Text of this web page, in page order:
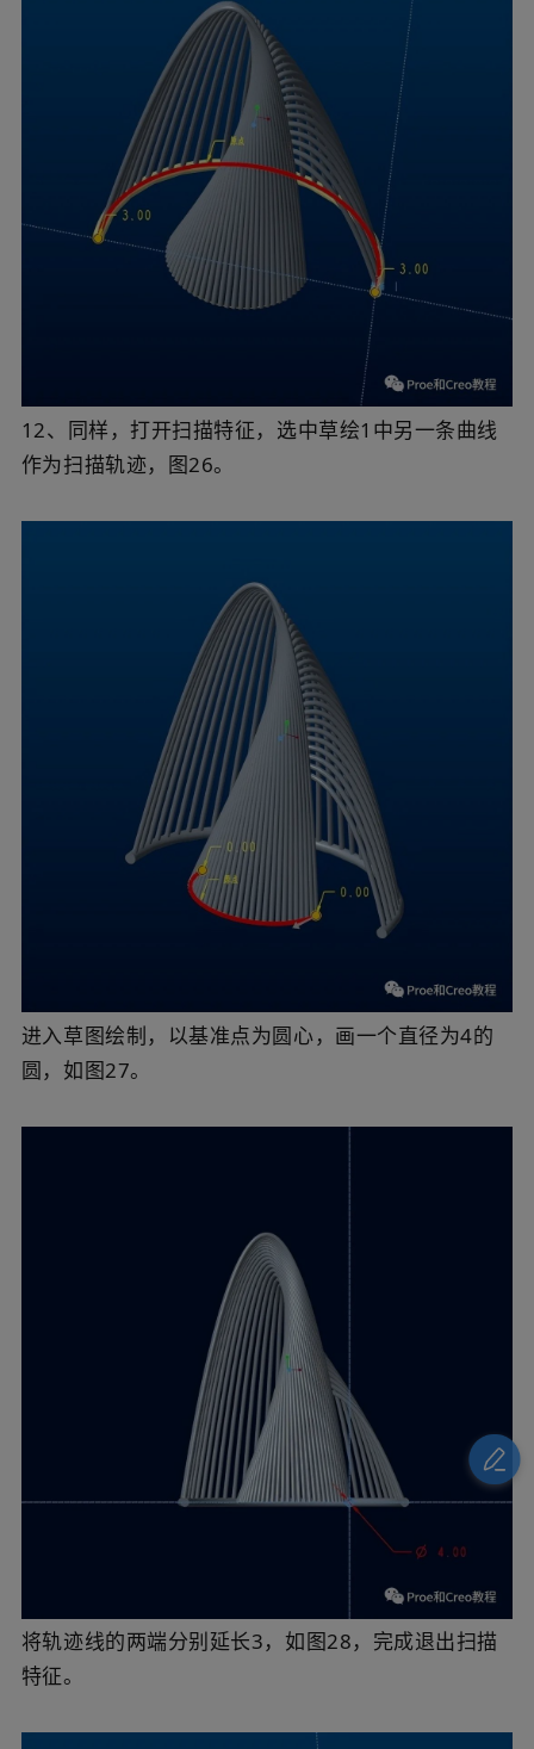
12、同样，打开扫描特征，选中草绘1中另一条曲线
作为扫描轨迹，图26。
进入草图绘制，以基准点为圆心，画一个直径为4的
圆，如图27。
将轨迹线的两端分别延长3，如图28，完成退出扫描
特征。